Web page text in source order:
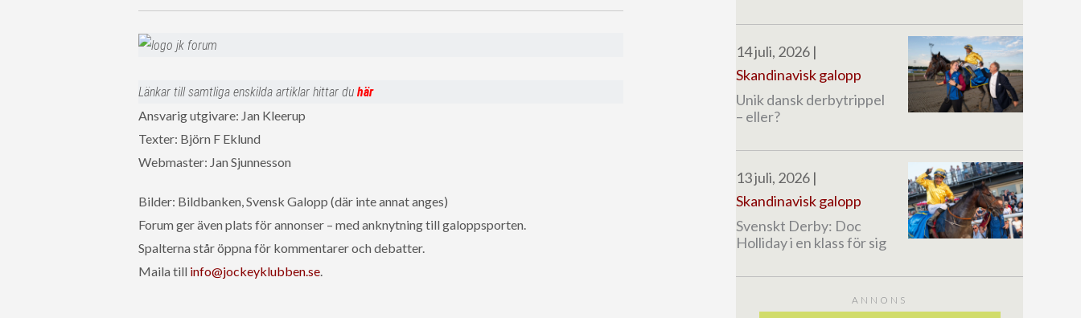
Länkar till samtliga enskilda artiklar hittar du här
Ansvarig utgivare: Jan Kleerup
Texter: Björn F Eklund
Webmaster: Jan Sjunnesson
Bilder: Bildbanken, Svensk Galopp (där inte annat anges)
Forum ger även plats för annonser – med anknytning till galoppsporten.
Spalterna står öppna för kommentarer och debatter.
Maila till info@jockeyklubben.se.
14 juli, 2026 |
Skandinavisk galopp
Unik dansk derbytrippel
– eller?
13 juli, 2026 |
Skandinavisk galopp
Svenskt Derby: Doc
Holliday i en klass för sig
ANNONS